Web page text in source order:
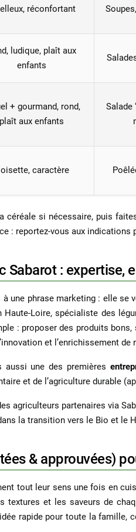
réconfortant
ludique, plaît aux
enfants
+ gourmand, rond,
plaît aux enfants
Salade
caractère
céréale si nécessaire, puis
: reportez‑vous aux indications
Sabarot : expertise,
une phrase marketing : elle
Loire, spécialiste des
: proposer des produits
et l’enrichissement de
aussi une des premières
et de l’agriculture durable
agriculteurs partenaires via
la transition vers le Bio et le
& approuvées)
tout leur sens une fois en
textures et les saveurs de
rapide pour toute la famille,